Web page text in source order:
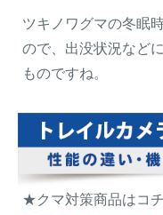
ツキノワグマの冬眠
ので、出没状況など
ものですね。
★クマ対策商品はコ